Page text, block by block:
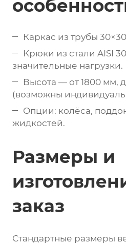
Каркас из трубы
Крюки из стали AISI
значительные нагрузки.
Высота — от 1800 мм,
(возможны
Опции: колёса,
жидкостей.
Размеры и
заказ
Стандартные размеры